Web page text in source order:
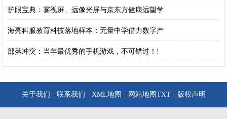
护眼宝典：雾视屏、远像光屏与京东方健康远望学
海亮科服教育科技落地样本：无量中学借力数字产
部落冲突：当年最优秀的手机游戏，不可错过！!
关于我们 - 联系我们 - XML地图 - 网站地图 TXT- 版权声明